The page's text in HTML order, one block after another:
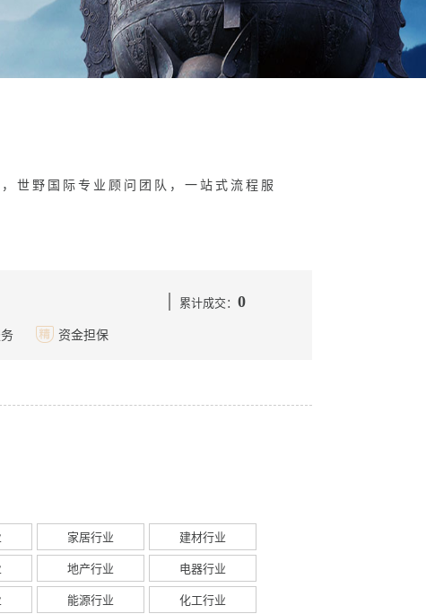
世野国际专业顾问团队，一站式流程服
累计成交： 0
资金担保
家居行业 建材行业
地产行业 电器行业
能源行业 化工行业